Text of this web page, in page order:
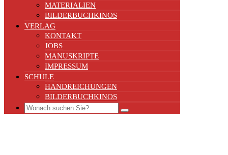
MATERIALIEN
BILDERBUCHKINOS
VERLAG
KONTAKT
JOBS
MANUSKRIPTE
IMPRESSUM
SCHULE
HANDREICHUNGEN
BILDERBUCHKINOS
Search